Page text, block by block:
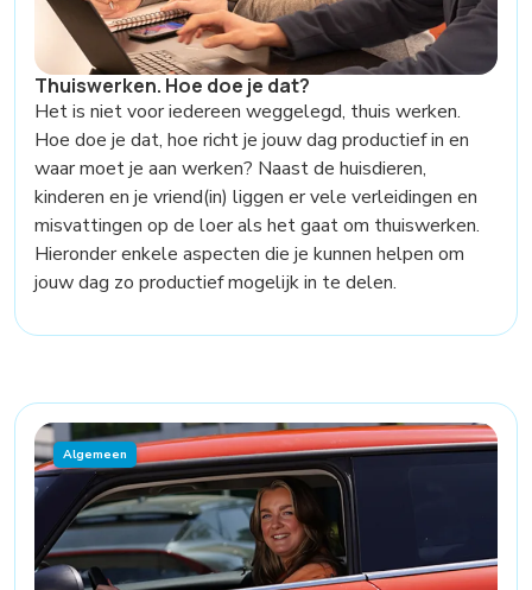
Thuiswerken. Hoe doe je dat?
Het is niet voor iedereen weggelegd, thuis werken.
Hoe doe je dat, hoe richt je jouw dag productief in en
waar moet je aan werken? Naast de huisdieren,
kinderen en je vriend(in) liggen er vele verleidingen en
misvattingen op de loer als het gaat om thuiswerken.
Hieronder enkele aspecten die je kunnen helpen om
jouw dag zo productief mogelijk in te delen.
Algemeen